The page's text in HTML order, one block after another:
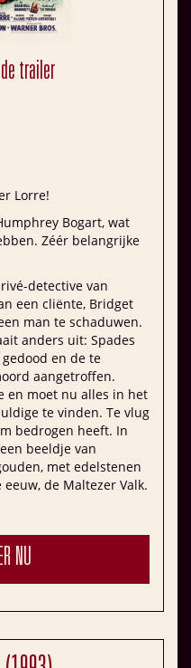
trailer
Lorre!
Bogart, wat
Zéér belangrijke
detective van
een cliënte, Bridget
man te schaduwen.
anders uit: Spades
en de te
aangetroffen.
en moet nu alles in het
te vinden. Te vlug
bedrogen heeft. In
beeldje van
met edelstenen
de Maltezer Valk.
NU